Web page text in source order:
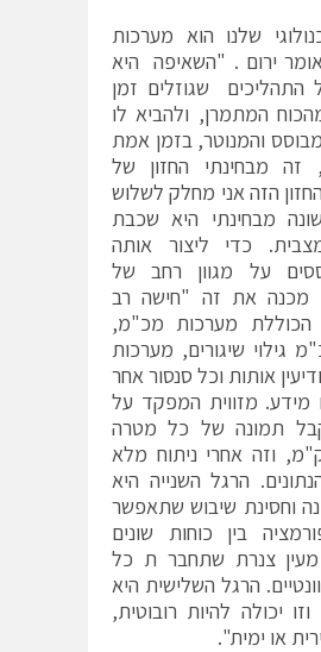
שלנו הוא מערכות
אומר ירום . "השאיפה היא
שגוזלים זמן
המתמרן, ולהביא לו
והמנוטר, בזמן אמת
זה מבחינתי החזון של
הזה אני מחלק לשלוש
מבחינתי היא שכבת
כדי ליצור אותה
על מגוון רחב של
מכנה את זה "חישה רב
הכוללת מערכות מכ"מ,
גילוי שיגורים, מערכות
אותות וכל סנסור אחר
מידע. מזווית המפקד על
תמונה של כל מטרה
וזה אחרי ניתוח מלא
הרגל השנייה היא
וחסינת שיבוש שתאפשר
בין כוחות שונים
צנרת שתחבר ת כל
הרגל השלישית היא
יכולה להיות רובוטית,
או ימית".